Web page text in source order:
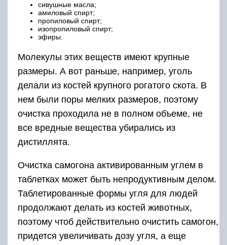
сивушные масла;
амиловый спирт;
пропиловый спирт;
изопропиловый спирт;
эфиры.
Молекулы этих веществ имеют крупные
размеры. А вот раньше, например, уголь
делали из костей крупного рогатого скота. В
нем были поры мелких размеров, поэтому
очистка проходила не в полном объеме, не
все вредные вещества убирались из
дистиллята.
Очистка самогона активированным углем в
таблетках может быть непродуктивным делом.
Таблетированные формы угля для людей
продолжают делать из костей животных,
поэтому чтоб действительно очистить самогон,
придется увеличивать дозу угля, а еще